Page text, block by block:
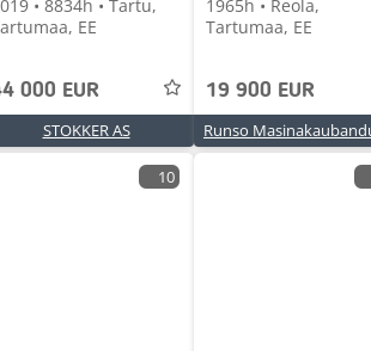
• 8834h • Tartu,
EE
000 EUR
STOKKER AS
1965h • Reola,
Tartumaa, EE
19 900 EUR
10